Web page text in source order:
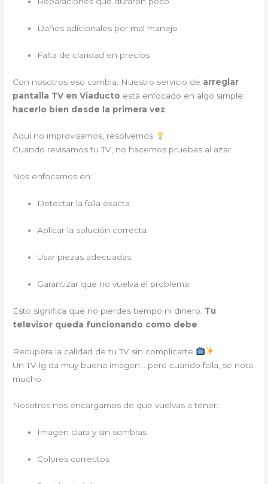
Daños adicionales por mal manejo
Falta de claridad en precios
Con nosotros eso cambia. Nuestro servicio de arreglar
pantalla TV en Viaducto está enfocado en algo simple:
hacerlo bien desde la primera vez
Aquí no improvisamos, resolvemos
Cuando revisamos tu TV, no hacemos pruebas al azar.
Nos enfocamos en:
Detectar la falla exacta
Aplicar la solución correcta
Usar piezas adecuadas
Garantizar que no vuelva el problema
Esto significa que no pierdes tiempo ni dinero. Tu
televisor queda funcionando como debe
Recupera la calidad de tu TV sin complicarte
Un TV lg da muy buena imagen… pero cuando falla, se nota
mucho.
Nosotros nos encargamos de que vuelvas a tener:
Imagen clara y sin sombras
Colores correctos